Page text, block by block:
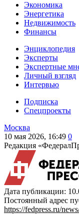
Экономика
Энергетика
Недвижимость
Финансы
Энциклопедия
Эксперты
Экспертные
Личный взгляд
Интервью
Подписка
Спецпроекты
Москва
10 мая 2026, 16:49 0
Редакция
Дата публикации:
Постоянный адрес
https://fedpress.ru/